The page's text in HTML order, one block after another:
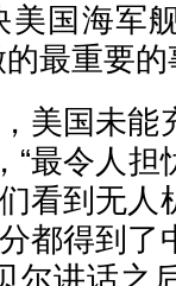
国海军
最重要的
美国未能
“最令人
看到无人
都得到了
尔讲话之